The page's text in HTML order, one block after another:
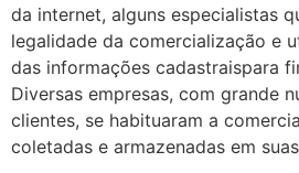
da internet, alguns especialistas
legalidade da comercialização e
das informações cadastraispara
Diversas empresas, com grande
clientes, se habituaram a
coletadas e armazenadas em